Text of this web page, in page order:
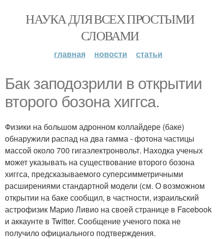
НАУКА ДЛЯ ВСЕХ ПРОСТЫМИ
СЛОВАМИ
главная новости статьи
Бак заподозрили в открытии
второго бозона хиггса.
Физики на большом адронном коллайдере (баке)
обнаружили распад на два гамма - фотона частицы
массой около 700 гигаэлектронвольт. Находка ученых
может указывать на существование второго бозона
хиггса, предсказываемого суперсимметричными
расширениями стандартной модели (см. О возможном
открытии на баке сообщил, в частности, израильский
астрофизик Марио Ливио на своей странице в Facebook
и аккаунте в Twitter. Сообщение ученого пока не
получило официального подтверждения.